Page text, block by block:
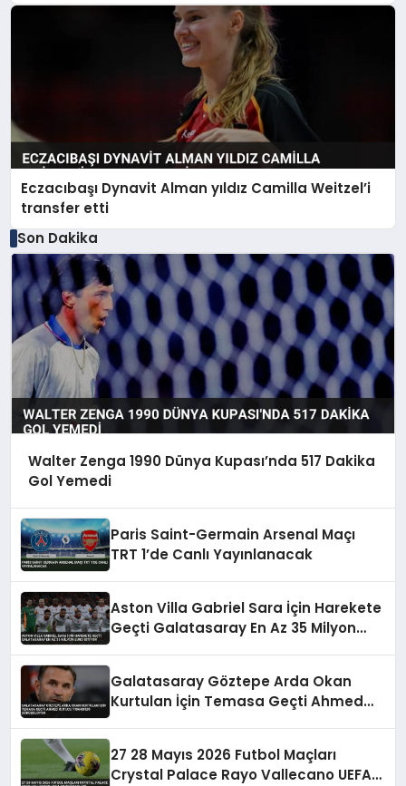
Eczacıbaşı Dynavit Alman yıldız Camilla Weitzel’i
transfer etti
Son Dakika
Walter Zenga 1990 Dünya Kupası’nda 517 Dakika
Gol Yemedi
Paris Saint-Germain Arsenal Maçı
TRT 1’de Canlı Yayınlanacak
Aston Villa Gabriel Sara İçin Harekete
Geçti Galatasaray En Az 35 Milyon
Galatasaray Göztepe Arda Okan
Kurtulan İçin Temasa Geçti Ahmed
27 28 Mayıs 2026 Futbol Maçları
Crystal Palace Rayo Vallecano UEFA